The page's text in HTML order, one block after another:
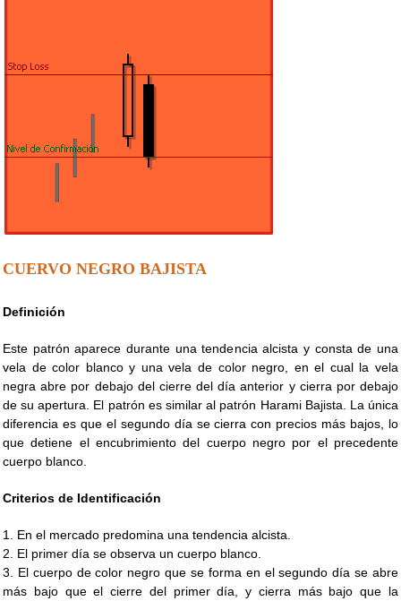
CUERVO NEGRO BAJISTA
Definición
Este patrón aparece durante una tendencia alcista y consta de una
vela de color blanco y una vela de color negro, en el cual la vela
negra abre por debajo del cierre del día anterior y cierra por debajo
de su apertura. El patrón es similar al patrón Harami Bajista. La única
diferencia es que el segundo día se cierra con precios más bajos, lo
que detiene el encubrimiento del cuerpo negro por el precedente
cuerpo blanco.
Criterios de Identificación
1. En el mercado predomina una tendencia alcista.
2. El primer día se observa un cuerpo blanco.
3. El cuerpo de color negro que se forma en el segundo día se abre
más bajo que el cierre del primer día, y cierra más bajo que la